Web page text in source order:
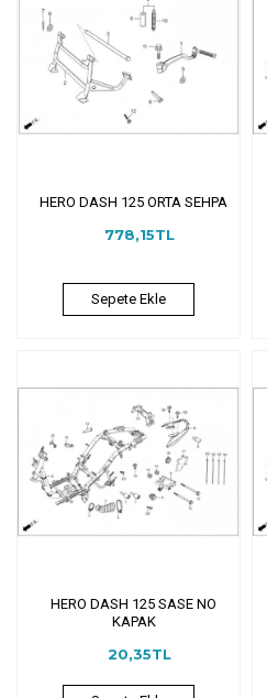
HERO DASH 125 ORTA SEHPA
778,15TL
Sepete Ekle
HERO DASH 125 SASE NO
KAPAK
20,35TL